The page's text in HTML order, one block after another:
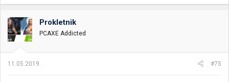
o
v
a
n
:
Prokletnik
PCAXE Addicted
11.05.2019. #75